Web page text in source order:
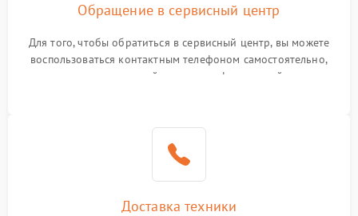
Обращение в сервисный центр
Для того, чтобы обратиться в сервисный центр, вы можете
воспользоваться контактным телефоном самостоятельно,
или оставить свой номер телефона на сайте
Доставка техники